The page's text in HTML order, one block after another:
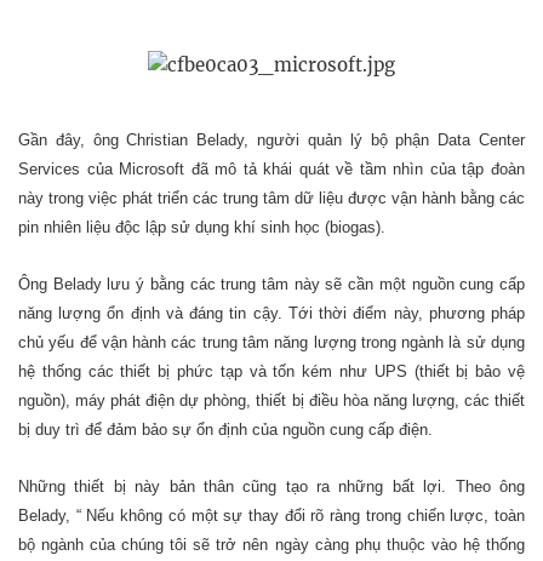
Gần đây, ông Christian Belady, người quản lý bộ phận Data Center
Services của Microsoft đã mô tả khái quát về tầm nhìn của tập đoàn
này trong việc phát triển các trung tâm dữ liệu được vận hành bằng các
pin nhiên liệu độc lập sử dụng khí sinh học (biogas).
Ông Belady lưu ý bằng các trung tâm này sẽ cần một nguồn cung cấp
năng lượng ổn định và đáng tin cậy. Tới thời điểm này, phương pháp
chủ yếu để vận hành các trung tâm năng lượng trong ngành là sử dụng
hệ thống các thiết bị phức tạp và tốn kém như UPS (thiết bị bảo vệ
nguồn), máy phát điện dự phòng, thiết bị điều hòa năng lượng, các thiết
bị duy trì để đảm bảo sự ổn định của nguồn cung cấp điện.
Những thiết bị này bản thân cũng tạo ra những bất lợi. Theo ông
Belady, “ Nếu không có một sự thay đổi rõ ràng trong chiến lược, toàn
bộ ngành của chúng tôi sẽ trở nên ngày càng phụ thuộc vào hệ thống